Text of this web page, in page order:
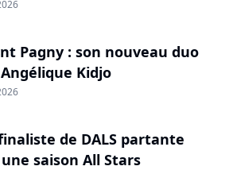
Pagny : son nouveau duo
Kidjo
de DALS partante
saison All Stars